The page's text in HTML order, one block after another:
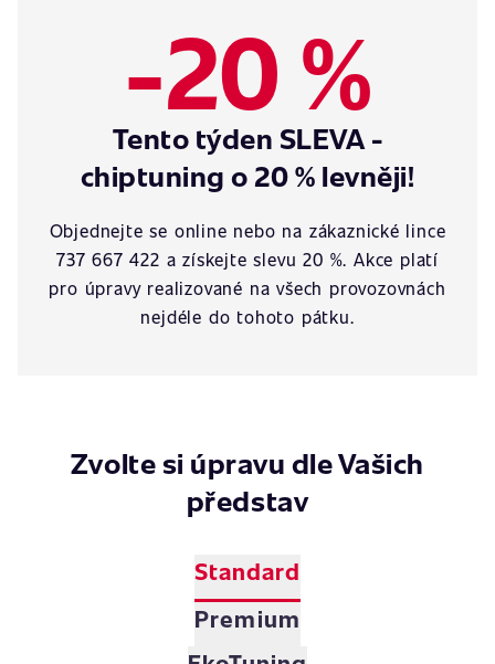
-20 %
Tento týden SLEVA -
chiptuning o 20 % levněji!
Objednejte se online nebo na zákaznické lince
737 667 422 a získejte slevu 20 %. Akce platí
pro úpravy realizované na všech provozovnách
nejdéle do tohoto pátku.
Zvolte si úpravu dle Vašich
představ
Standard
Premium